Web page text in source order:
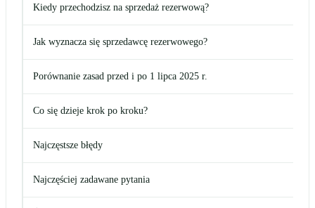
Kiedy przechodzisz na sprzedaż rezerwową?
Jak wyznacza się sprzedawcę rezerwowego?
Porównanie zasad przed i po 1 lipca 2025 r.
Co się dzieje krok po kroku?
Najczęstsze błędy
Najczęściej zadawane pytania